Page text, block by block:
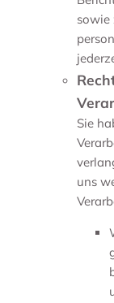
sowie
Sie
uns